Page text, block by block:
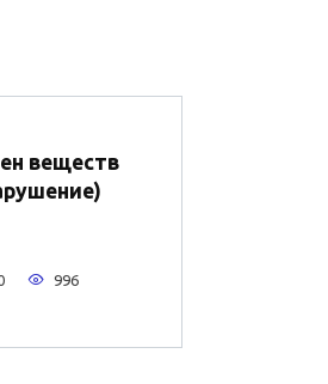
веществ
996